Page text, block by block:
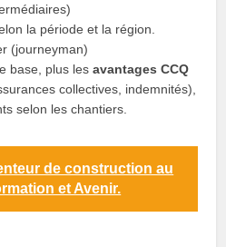
la période et la région.
(journeyman)
base, plus lesavantages CCQ
collectives, indemnités),
selon les chantiers.
de construction au
et Avenir.